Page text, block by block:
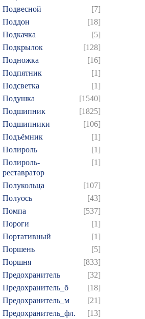
Подвесной
[7]
Поддон
[18]
Подкачка
[5]
Подкрылок
[128]
Подножка
[16]
Подпятник
[1]
Подсветка
[1]
Подушка
[1540]
Подшипник
[1825]
Подшипники
[106]
Подъёмник
[1]
Полироль
[1]
Полироль-
реставратор
[1]
Полукольца
[107]
Полуось
[43]
Помпа
[537]
Пороги
[1]
Портативный
[1]
Поршень
[5]
Поршня
[833]
Предохранитель
[32]
Предохранитель_б
[18]
Предохранитель_м
[21]
Предохранитель_фл.
[13]